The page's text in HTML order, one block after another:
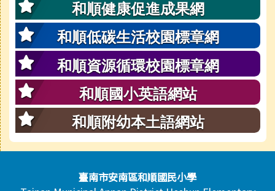
和順健康促進成果網
和順低碳生活校園標章網
和順資源循環校園標章網
和順國小英語網站
和順附幼本土語網站
頁尾區域內容臺南市安南區和順國民小學